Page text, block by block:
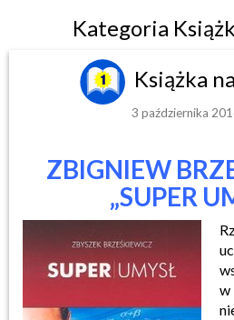
Kategoria
Książka
3 października
ZBIGNIEW
„SUPER